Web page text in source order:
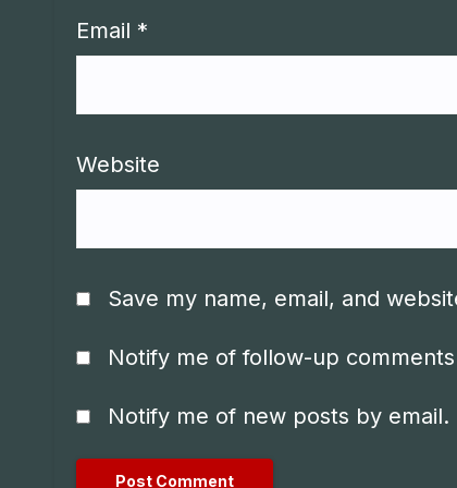
Email *
Website
Save my name, email, and
Notify me of follow-up
Notify me of new posts by email.